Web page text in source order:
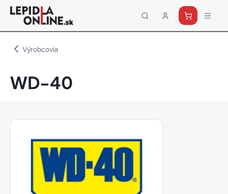
Priemyselné
lepidlá
Výrobcovia
WD-40